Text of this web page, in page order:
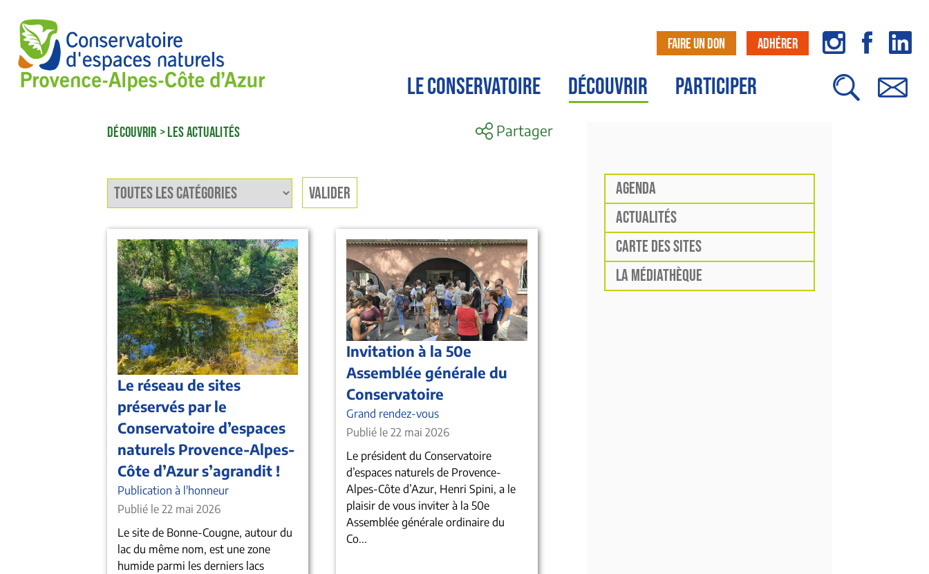
FAIRE UN DON ADHÉRER
LE CONSERVATOIRE DÉCOUVRIR PARTICIPER
DÉCOUVRIR >LES ACTUALITÉS Partager
Le réseau de sites
préservés par le
Conservatoire d’espaces
naturels Provence-Alpes-
Côte d’Azur s’agrandit !
Publication à l'honneur
Publié le 22 mai 2026
Le site de Bonne-Cougne, autour du
lac du même nom, est une zone
humide parmi les derniers lacs
Invitation à la 50e
Assemblée générale du
Conservatoire
Grand rendez-vous
Publié le 22 mai 2026
Le président du Conservatoire
d’espaces naturels de Provence-
Alpes-Côte d’Azur, Henri Spini, a le
plaisir de vous inviter à la 50e
Assemblée générale ordinaire du
Co...
AGENDA
ACTUALITÉS
CARTE DES SITES
LA MÉDIATHÈQUE